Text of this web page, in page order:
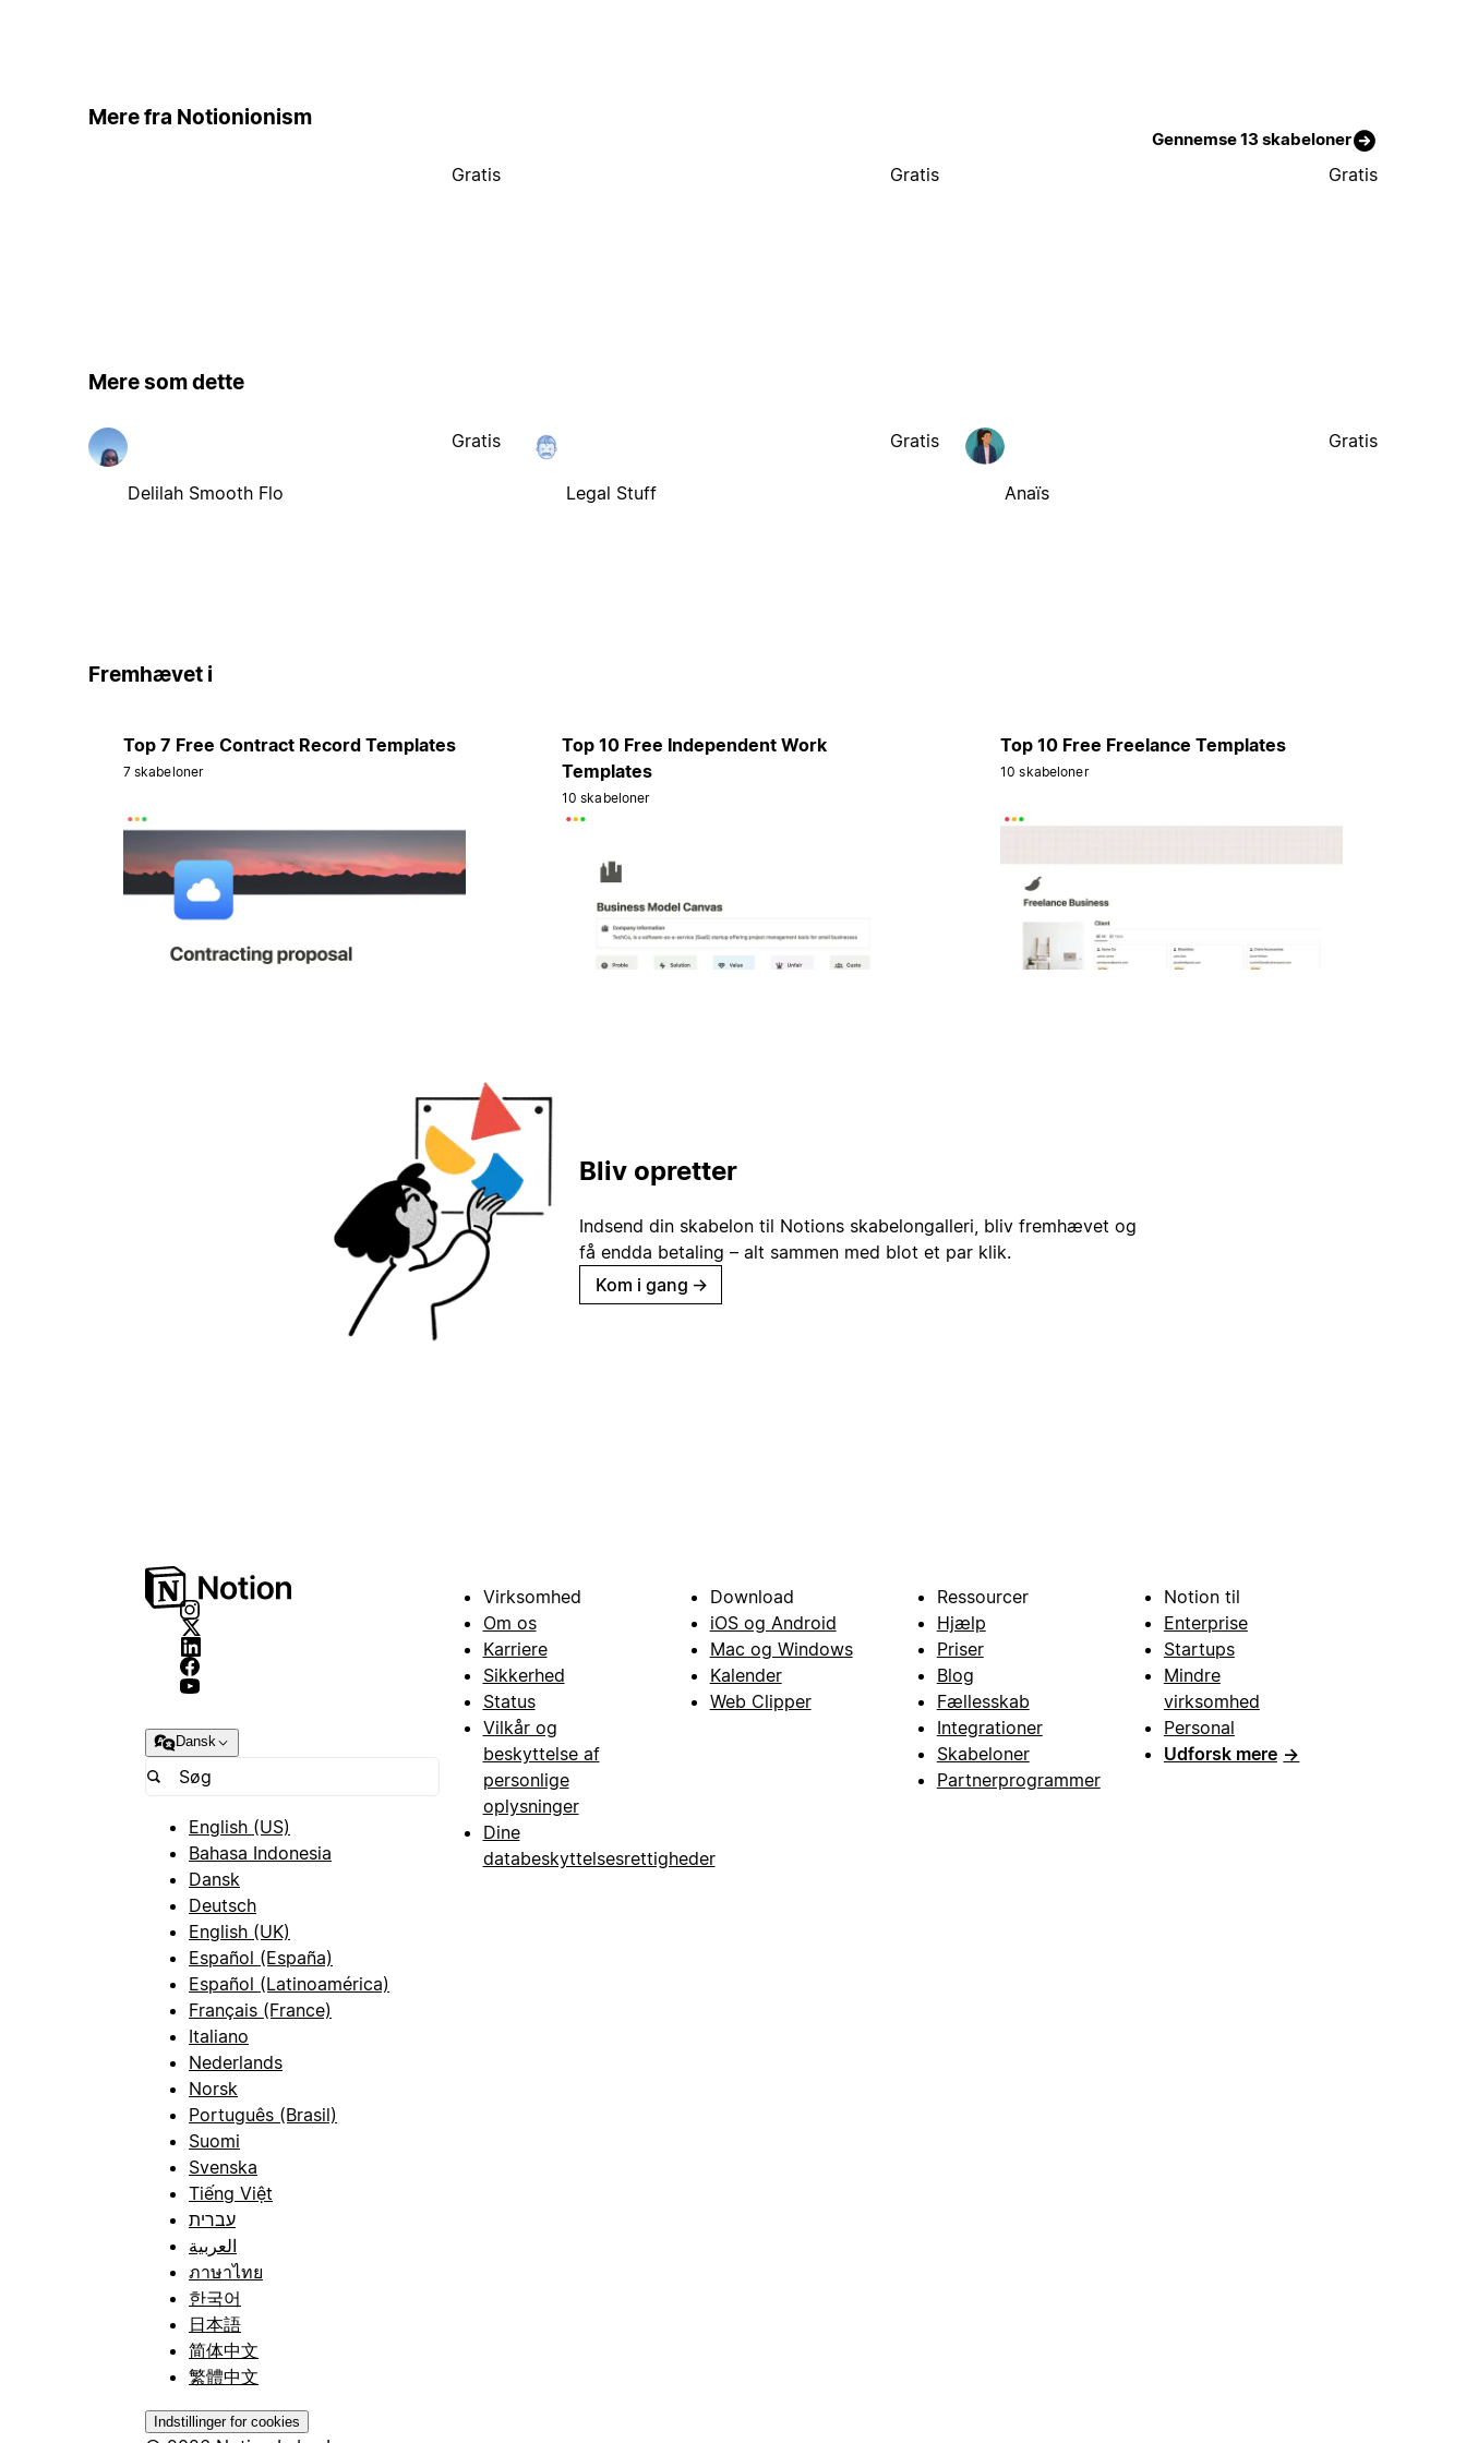
Mere fra Notionionism
Gennemse 13 skabeloner
Gratis Gratis Gratis
Mere som dette
Delilah Smooth Flo
Gratis
Legal Stuff
Gratis
Anaïs
Gratis
Fremhævet i
Top 7 Free Contract Record Templates
7 skabeloner
Top 10 Free Independent Work
Templates
10 skabeloner
Top 10 Free Freelance Templates
10 skabeloner
Bliv opretter
Indsend din skabelon til Notions skabelongalleri, bliv fremhævet og
få endda betaling – alt sammen med blot et par klik.
Kom i gang →
Dansk
English (US)
Bahasa Indonesia
Dansk
Deutsch
English (UK)
Español (España)
Español (Latinoamérica)
Français (France)
Italiano
Nederlands
Norsk
Português (Brasil)
Suomi
Svenska
Tiếng Việt
עברית
العربية
ภาษาไทย
한국어
日本語
简体中文
繁體中文
Indstillinger for cookies
Virksomhed
Om os
Karriere
Sikkerhed
Status
Vilkår og
beskyttelse af
personlige
oplysninger
Dine
databeskyttelsesrettigheder
Download
iOS og Android
Mac og Windows
Kalender
Web Clipper
Ressourcer
Hjælp
Priser
Blog
Fællesskab
Integrationer
Skabeloner
Partnerprogrammer
Notion til
Enterprise
Startups
Mindre
virksomhed
Personal
Udforsk mere →